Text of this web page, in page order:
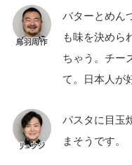
バターとめん
も味を決めら
ちゃう。チー
て。日本人が
パスタに目玉
まそうです。